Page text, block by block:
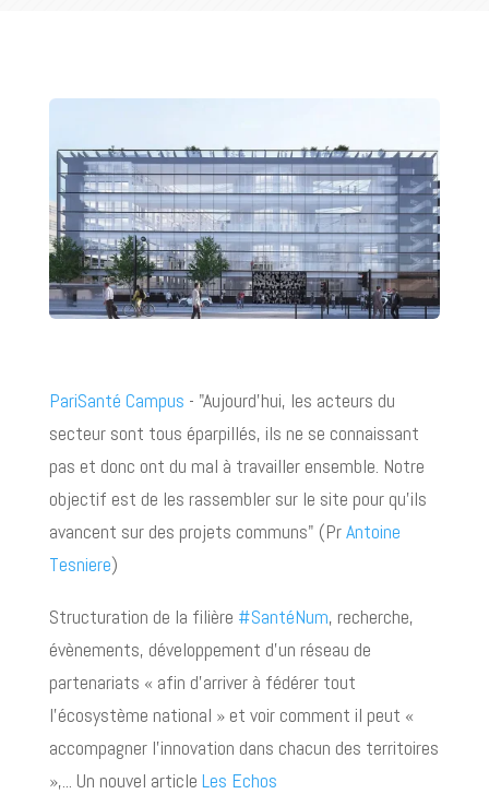
PariSanté Campus - "Aujourd'hui, les acteurs du
secteur sont tous éparpillés, ils ne se connaissant
pas et donc ont du mal à travailler ensemble. Notre
objectif est de les rassembler sur le site pour qu'ils
avancent sur des projets communs" (PrAntoine
Tesniere)
Structuration de la filière #SantéNum, recherche,
évènements, développement d'un réseau de
partenariats « afin d'arriver à fédérer tout
l'écosystème national » et voir comment il peut «
accompagner l'innovation dans chacun des territoires
»,... Un nouvel article Les Echos